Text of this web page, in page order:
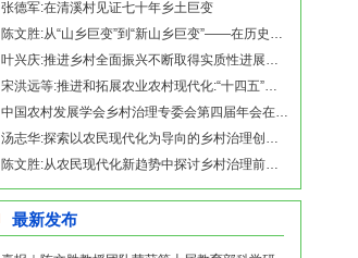
张德军:在清溪村见证七十年乡土巨变
宋洪远等:推进和拓展农业农村现代化:“十四五”回顾与“十五五”展望
中国农村发展学会乡村治理专委会第四届年会在南宁举行
陈文胜:从农民现代化新趋势中探讨乡村治理前沿问题
最新发布